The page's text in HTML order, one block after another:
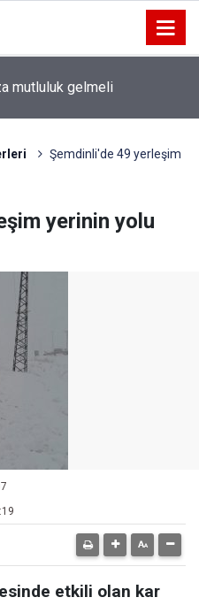
girişler ücretli oldu
Şemdinli'de 49 yerleşim
yerinin yolu
etkili olan kar